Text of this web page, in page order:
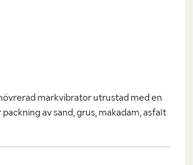
markvibrator utrustad med en
av sand, grus, makadam, asfalt